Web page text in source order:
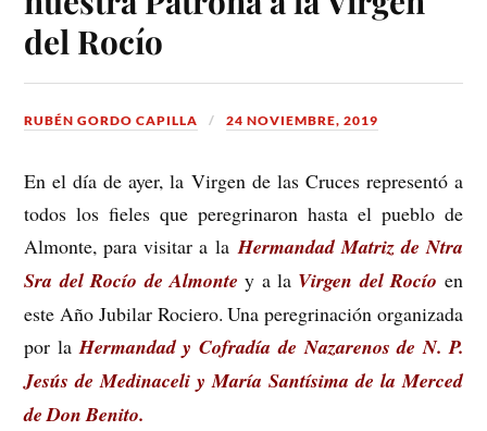
del Rocío
RUBÉN GORDO CAPILLA 24 NOVIEMBRE, 2019
En el día de ayer, la Virgen de las Cruces representó a
todos los fieles que peregrinaron hasta el pueblo de
Almonte, para visitar a la Hermandad Matriz de Ntra
Sra del Rocío de Almonte y a la Virgen del Rocío en
este Año Jubilar Rociero. Una peregrinación organizada
por la Hermandad y Cofradía de Nazarenos de N. P.
Jesús de Medinaceli y María Santísima de la Merced
de Don Benito.